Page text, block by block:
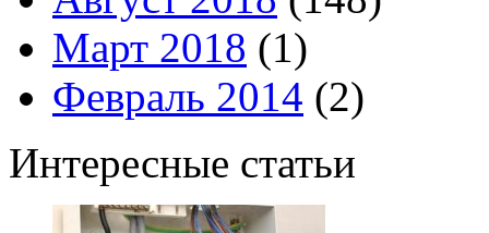
Март 2018 (1)
Февраль 2014 (2)
Интересные статьи